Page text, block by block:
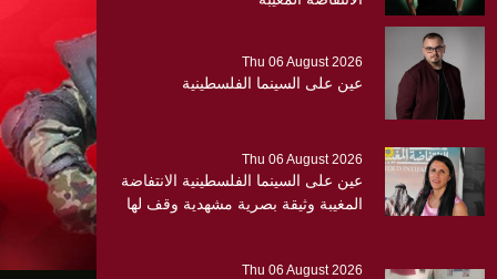
Thu 06 August 2026
عين على السينما الفلسطينية
Thu 06 August 2026
عين على السينما الفلسطينية الانتفاضة
المغيبة وثيقة بصرية مشهدية وقف لها
Thu 06 August 2026